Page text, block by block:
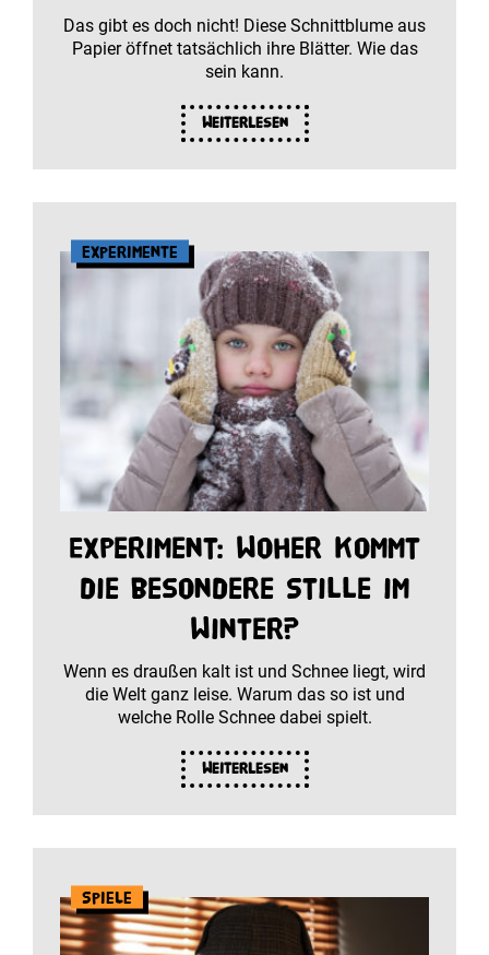
Das gibt es doch nicht! Diese Schnittblume aus
Papier öffnet tatsächlich ihre Blätter. Wie das
sein kann.
Weiterlesen
Experimente
Experiment: Woher kommt
die besondere Stille im
Winter?
Wenn es draußen kalt ist und Schnee liegt, wird
die Welt ganz leise. Warum das so ist und
welche Rolle Schnee dabei spielt.
Weiterlesen
Spiele